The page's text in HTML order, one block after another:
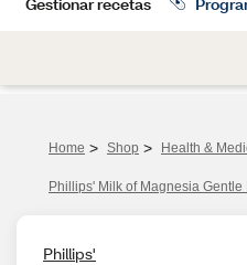
Home > Shop > Health &
Phillips' Milk of Magnesia Gentle
Phillips'